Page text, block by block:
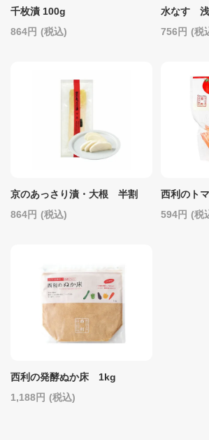
千枚漬 100g
864
(税込)
水なす
756
(税
京のあっさり漬・大根 半割
864
(税込)
西利のト
594
(税
西利の発酵ぬか床 1kg
1,188
(税込)